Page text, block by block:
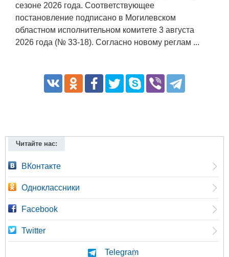
сезоне 2026 года. Соответствующее
постановление подписано в Могилевском
областном исполнительном комитете 3 августа
2026 года (№ 33-18). Согласно новому реглам ...
Читайте нас:
ВКонтакте
Одноклассники
Facebook
Twitter
Telegram